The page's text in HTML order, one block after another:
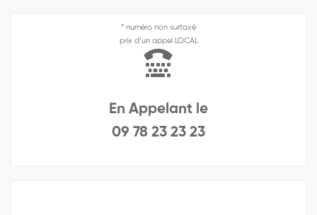
* numéro non surtaxé
prix d’un appel LOCAL
En Appelant le
09 78 23 23 23